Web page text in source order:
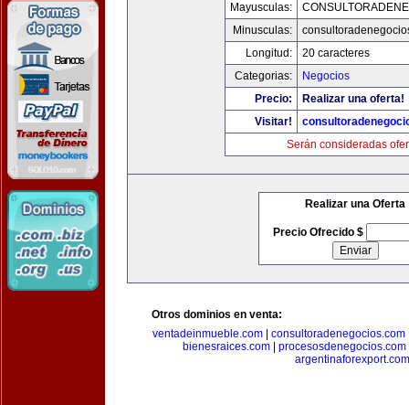
Mayusculas:
Minusculas:
Longitud:
20 caracteres
Categorias:
Negocios
Precio:
Realizar una oferta!
Visitar!
Serán consideradas
Realizar una Oferta
Precio Ofrecido $
Otros dominios en venta:
ventadeinmueble.com| consultoradenegocios.com
bienesraices.com
procesosdenegocios.com
argentinaforexport.com